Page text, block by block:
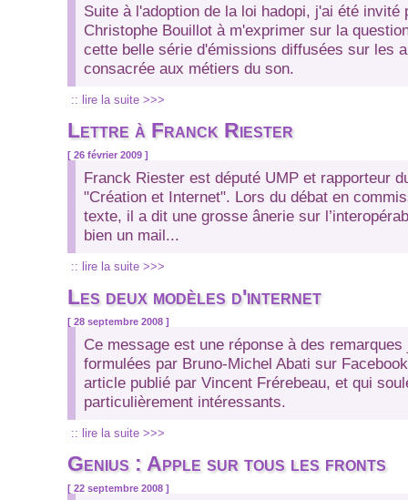
Suite à l'adoption de la loi hadopi, j'ai été invité
Christophe Bouillot à m'exprimer sur la
cette belle série d'émissions diffusées sur les
consacrée aux métiers du son.
:: lire la suite >>>
Lettre à Franck Riester
[ 26 février 2009 ]
Franck Riester est député UMP et rapporteur
"Création et Internet". Lors du débat en
texte, il a dit une grosse ânerie sur
bien un mail...
:: lire la suite >>>
Les deux modèles d'internet
[ 28 septembre 2008 ]
Ce message est une réponse à des
formulées par Bruno-Michel Abati sur
article publié par Vincent Frérebeau, et qui
particulièrement intéressants.
:: lire la suite >>>
Genius : Apple sur tous les fronts
[ 22 septembre 2008 ]